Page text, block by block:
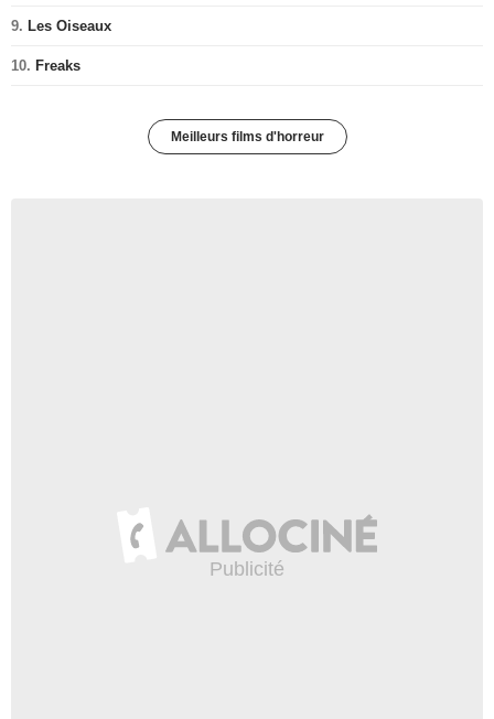
9. Les Oiseaux
10. Freaks
Meilleurs films d'horreur